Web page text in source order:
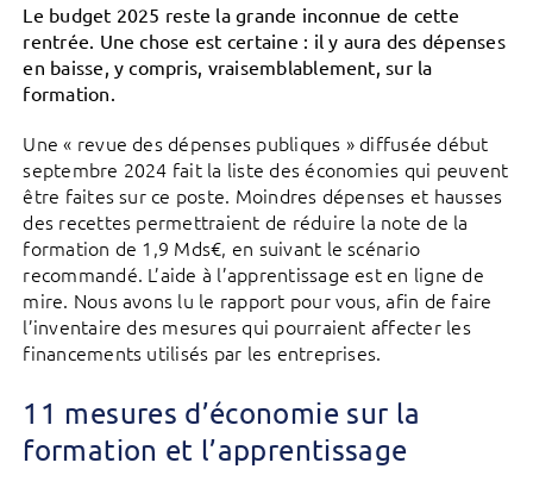
Le budget 2025 reste la grande inconnue de cette
rentrée. Une chose est certaine : il y aura des dépenses
en baisse, y compris, vraisemblablement, sur la
formation.
Une « revue des dépenses publiques » diffusée début
septembre 2024 fait la liste des économies qui peuvent
être faites sur ce poste. Moindres dépenses et hausses
des recettes permettraient de réduire la note de la
formation de 1,9 Mds€, en suivant le scénario
recommandé. L’aide à l’apprentissage est en ligne de
mire. Nous avons lu le rapport pour vous, afin de faire
l’inventaire des mesures qui pourraient affecter les
financements utilisés par les entreprises.
11 mesures d’économie sur la
formation et l’apprentissage